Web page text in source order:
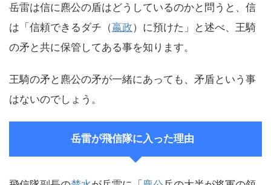
岳雷は信に麃公の盾はどうしているのかと問うと、信
は「信頼できるダチ（嬴政）に預けた」と述べ、王騎
の矛と共に保管してある事を知ります。
王騎の矛と麃公の矛が一緒にあっても、矛盾という事
はないのでしょう。
岳雷が飛信隊に入った理由